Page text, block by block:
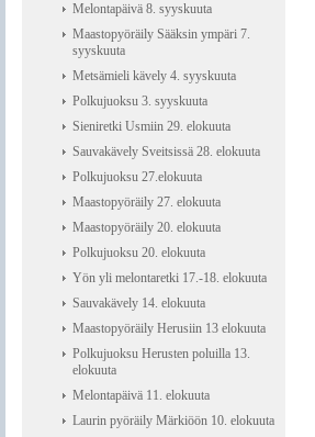
Melontapäivä 8. syyskuuta
Maastopyöräily Sääksin ympäri 7.
syyskuuta
Metsämieli kävely 4. syyskuuta
Polkujuoksu 3. syyskuuta
Sieniretki Usmiin 29. elokuuta
Sauvakävely Sveitsissä 28. elokuuta
Polkujuoksu 27.elokuuta
Maastopyöräily 27. elokuuta
Maastopyöräily 20. elokuuta
Polkujuoksu 20. elokuuta
Yön yli melontaretki 17.-18. elokuuta
Sauvakävely 14. elokuuta
Maastopyöräily Herusiin 13 elokuuta
Polkujuoksu Herusten poluilla 13.
elokuuta
Melontapäivä 11. elokuuta
Laurin pyöräily Märkiöön 10. elokuuta